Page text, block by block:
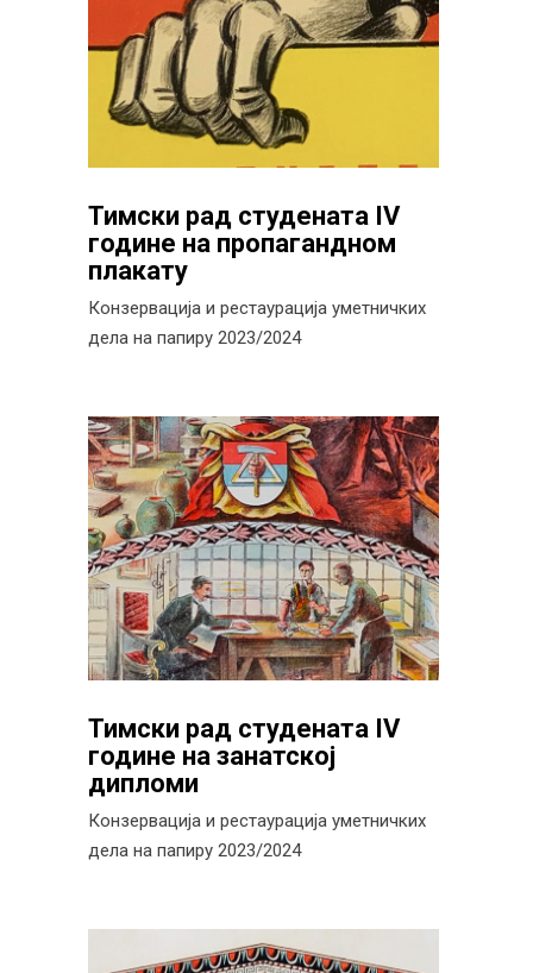
Тимски рад студената IV
године на пропагандном
плакату
Конзервација и рестаурација уметничких
дела на папиру 2023/2024
Тимски рад студената IV
године на занатској
дипломи
Конзервација и рестаурација уметничких
дела на папиру 2023/2024